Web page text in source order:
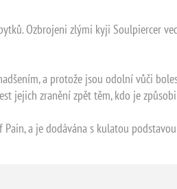
Ozbrojeni zlými kyji Soulpiercer
a protože jsou odolní vůči
jejich zranění zpět těm, kdo je
a je dodávána s kulatou